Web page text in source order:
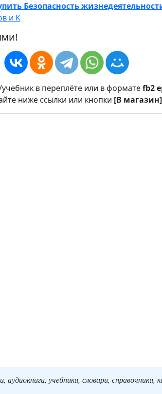
Безопасность
и К
учебник в переплёте или в форматеfb2
ниже ссылки или кнопки [В магазин]
учебники, словари,